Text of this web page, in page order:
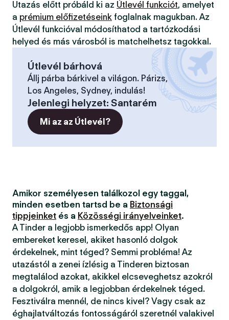
Utazás előtt próbáld ki az Útlevél funkciót, amelyet
a prémium előfizetéseink foglalnak magukban. Az
Útlevél funkcióval módosíthatod a tartózkodási
helyed és más városból is matchelhetsz tagokkal.
Útlevél bárhová
Állj párba bárkivel a világon. Párizs,
Los Angeles, Sydney, indulás!
Jelenlegi helyzet: Santarém
Mi az az Útlevél?
Amikor személyesen találkozol egy taggal,
minden esetben tartsd be a Biztonsági
tippjeinket és a Közösségi irányelveinket.
A Tinder a legjobb ismerkedős app! Olyan
embereket keresel, akiket hasonló dolgok
érdekelnek, mint téged? Semmi probléma! Az
utazástól a zenei ízlésig a Tinderen biztosan
megtalálod azokat, akikkel elcseveghetsz azokról
a dolgokról, amik a legjobban érdekelnek téged.
Fesztiválra mennél, de nincs kivel? Vagy csak az
éghajlatváltozás fontosságáról szeretnél valakivel